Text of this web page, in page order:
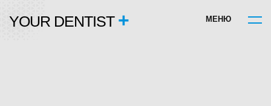
YOUR DENTIST + М ЕН Ю